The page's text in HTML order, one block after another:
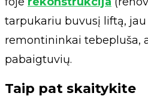
tarpukariu buvusį liftą, jau
remontininkai tebepluša,
pabaigtuvių.
Taip pat skaitykite